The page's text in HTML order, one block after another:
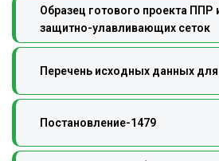
Образец готового проекта ППР
защитно-улавливающих сеток
Перечень исходных данных
Постановление-1479